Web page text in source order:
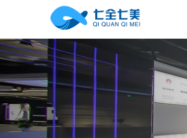
首页
法制教育基地
廉洁廉政展厅
产品中心
法制教育基地数字化设备
购买指南